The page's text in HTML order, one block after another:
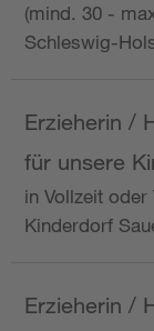
(mind. 30 -
Schleswig-
Erzieherin /
für unsere
in Vollzeit
Kinderdorf
Erzieherin /